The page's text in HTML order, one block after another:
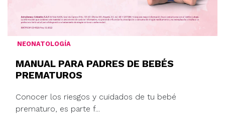
NEONATOLOGÍA
MANUAL PARA PADRES DE BEBÉS
PREMATUROS
Conocer los riesgos y cuidados de tu bebé
prematuro, es parte f...